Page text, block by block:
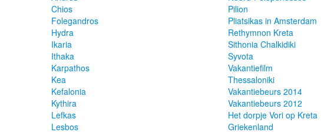
Chios
Folegandros
Hydra
Ikaria
Ithaka
Karpathos
Kea
Kefalonia
Kythira
Lefkas
Lesbos
Pilion
Pliatsikas in Amsterdam
Rethymnon Kreta
Sithonia Chalkidiki
Syvota
Vakantiefilm
Thessaloniki
Vakantiebeurs 2014
Vakantiebeurs 2012
Het dorpje Vori op Kreta
Griekenland